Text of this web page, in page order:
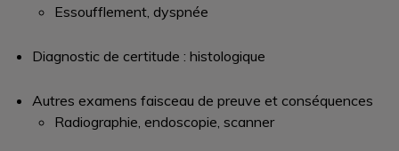
Essoufflement, dyspnée
Diagnostic de certitude : histologique
Autres examens faisceau de preuve et conséquences
Radiographie, endoscopie, scanner